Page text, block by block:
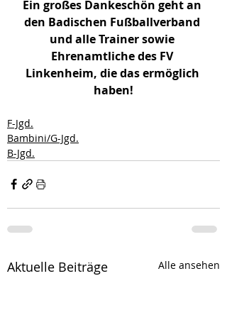
Ein großes Dankeschön geht an
den Badischen Fußballverband
und alle Trainer sowie
Ehrenamtliche des FV
Linkenheim, die das ermöglich
haben!
F-Jgd.
Bambini/G-Jgd.
B-Jgd.
Aktuelle Beiträge Alle ansehen